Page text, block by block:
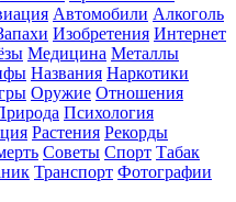
Автомобили Алкоголь
Изобретения Интернет
Медицина Металлы
Названия Наркотики
Оружие Отношения
Психология
Растения Рекорды
Советы Спорт Табак
Транспорт Фотографии